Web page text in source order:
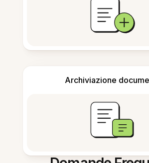
Archiviazione